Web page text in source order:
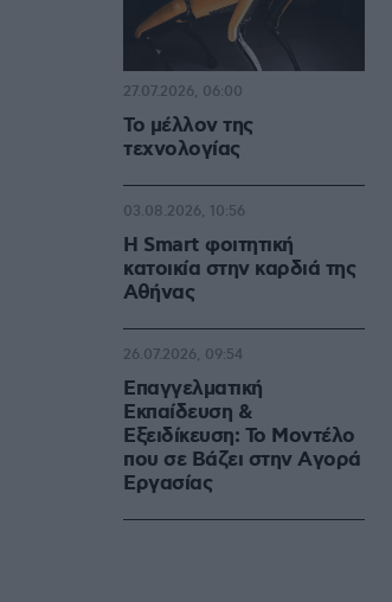
Το μέλλον της
τεχνολογίας
27.07.2026, 06:00
Η Smart φοιτητική
κατοικία στην καρδιά της
Αθήνας
03.08.2026, 10:56
Επαγγελματική
Εκπαίδευση &
Εξειδίκευση: Το Mοντέλο
που σε Bάζει στην Aγορά
Eργασίας
26.07.2026, 09:54